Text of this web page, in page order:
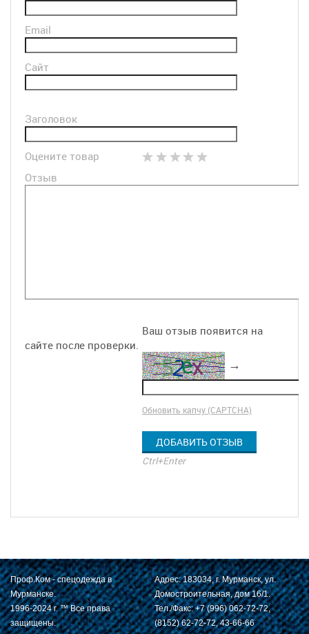
Email
Сайт
Заголовок
Оцените товар
Отзыв
Ваш отзыв появится на
сайте после проверки.
→
Обновить капчу (CAPTCHA)
Ctrl+Enter
Проф.Ком - спецодежда в
Мурманске.
1996-2024 г. ™ Все права
защищены.
Адрес: 183034, г. Мурманск, ул.
Домостроительная, дом 16/1.
Тел./Факс: +7 (996) 062-72-72,
(8152) 62-72-72, 43-66-66